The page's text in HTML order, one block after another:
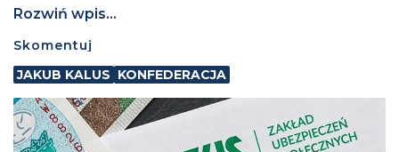
Rozwiń wpis...
Skomentuj
JAKUB KALUS KONFEDERACJA